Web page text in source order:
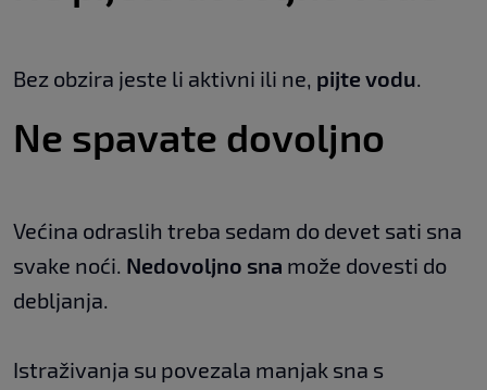
Bez obzira jeste li aktivni ili ne, pijte vodu.
Ne spavate dovoljno
Većina odraslih treba sedam do devet sati sna
svake noći. Nedovoljno sna može dovesti do
debljanja.
Istraživanja su povezala manjak sna s